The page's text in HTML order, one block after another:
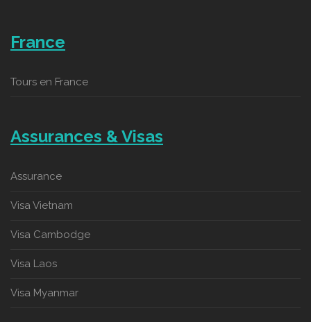
France
Tours en France
Assurances & Visas
Assurance
Visa Vietnam
Visa Cambodge
Visa Laos
Visa Myanmar